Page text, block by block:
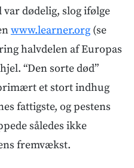
dødelig, slog ifølge
www.learner.org (se
halvdelen af Europas
“Den sorte død”
et stort indhug
fattigste, og pestens
således ikke
fremvækst.